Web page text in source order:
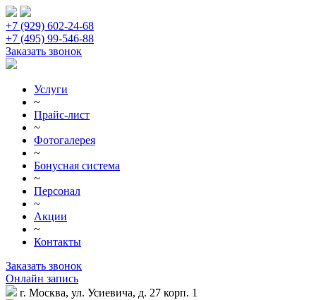
+7 (929) 602-24-68
+7 (495) 99-546-88
Заказать звонок
Услуги
~
Прайс-лист
~
Фотогалерея
~
Бонусная система
~
Персонал
~
Акции
~
Контакты
Заказать звонок
Онлайн запись
г. Москва, ул. Усиевича, д. 27 корп. 1